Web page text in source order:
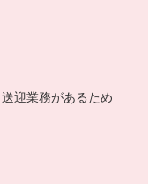
迎業務があるため